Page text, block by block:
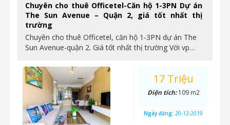
Chuyên cho thuê Officetel-Căn hộ 1-3PN Dự án
The Sun Avenue – Quận 2, giá tốt nhất thị
trường
Chuyên cho thuê Officetel, căn hộ 1-3PN dự án The
Sun Avenue-quận 2. Giá tốt nhất thị trường Với vp…
17 Triệu
Diện tích:109 m2
Ngày đăng: 20-12-2019